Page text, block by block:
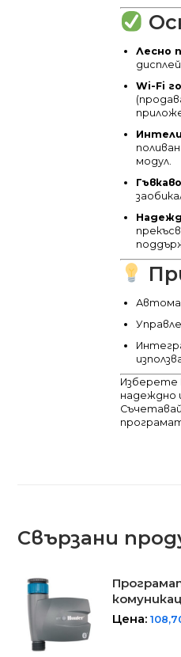
Лесно
Wi-Fi
модул.
Изберете
надеждно
Свързани
Цена: